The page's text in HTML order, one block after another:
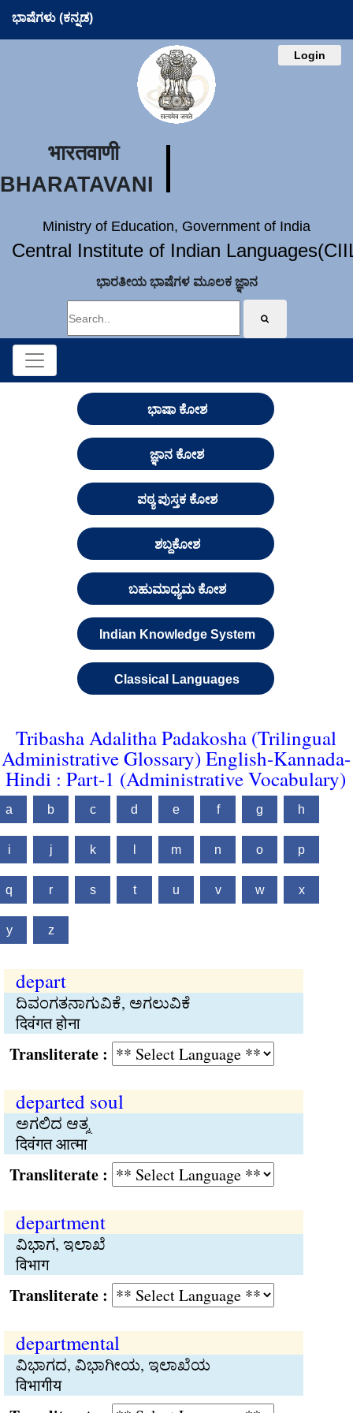
ಭಾಷೆಗಳು (ಕನ್ನಡ)
Login
भारतवाणी
BHARATAVANI
Ministry of Education, Government of India
Central Institute of Indian
ಭಾರತೀಯ ಭಾಷೆಗಳ ಮೂಲಕ ಜ್ಞಾನ
ಭಾಷಾ ಕೋಶ
ಜ್ಞಾನ ಕೋಶ
ಪಠ್ಯ ಪುಸ್ತಕ ಕೋಶ
ಶಬ್ದಕೋಶ
ಬಹುಮಾಧ್ಯಮ ಕೋಶ
Indian Knowledge System
Classical Languages
Tribasha Adalitha Padakosha (Trilingual
Administrative Glossary) English-Kannada-
Hindi : Part-1 (Administrative Vocabulary)
a b c d e f g h
i j k m n o p
q r s t u v w x
y z
depart
ದಿವಂಗತನಾಗುವಿಕೆ, ಅಗಲುವಿಕೆ
दिवंगत होना
:
departed soul
ಅಗಲಿದ ಆತ್ಮ
दिवंगत आत्मा
:
department
ವಿಭಾಗ, ಇಲಾಖೆ
विभाग
:
departmental
ವಿಭಾಗದ, ವಿಭಾಗೀಯ, ಇಲಾಖೆಯ
विभागीय